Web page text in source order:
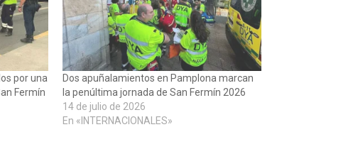
por una
Fermín
Dos apuñalamientos en Pamplona marcan
la penúltima jornada de San Fermín 2026
14 de julio de 2026
En «INTERNACIONALES»